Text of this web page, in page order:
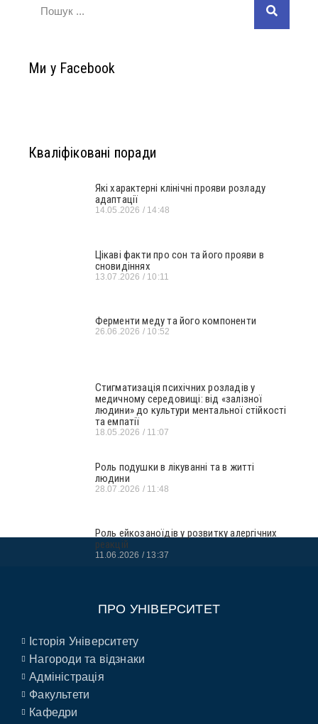
Ми у Facebook
Кваліфіковані поради
Які характерні клінічні прояви розладу
адаптації
14.05.2026 14:48
Цікаві факти про сон та його прояви в
сновидіннях
13.07.2026 10:11
Ферменти меду та його компоненти
26.06.2026 10:52
Стигматизація психічних розладів у
медичному середовищі: від «залізної
людини» до культури ментальної стійкості
та емпатії
18.05.2026 11:07
Роль подушки в лікуванні та в житті
людини
28.07.2026 11:48
Роль ейкозаноїдів у розвитку алергічних
реакцій
11.06.2026 13:37
ПРО УНІВЕРСИТЕТ
Історія Університету
Нагороди та відзнаки
Адміністрація
Факультети
Кафедри